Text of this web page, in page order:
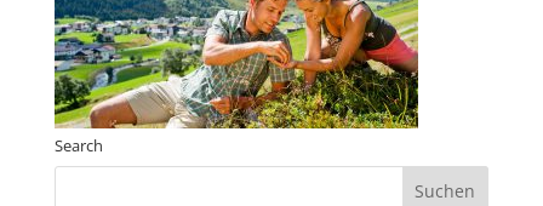
Search